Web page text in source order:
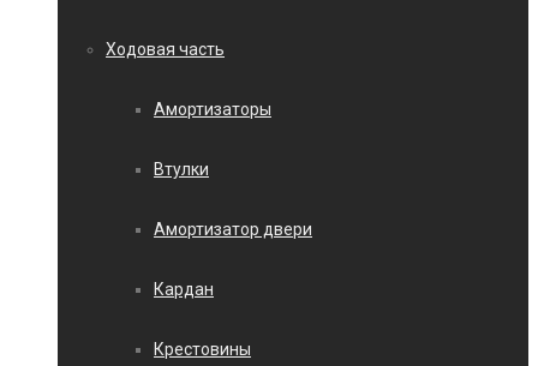
Ходовая часть
Амортизаторы
Втулки
Амортизатор двери
Кардан
Крестовины